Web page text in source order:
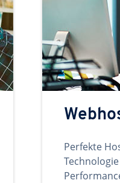
Perfekte